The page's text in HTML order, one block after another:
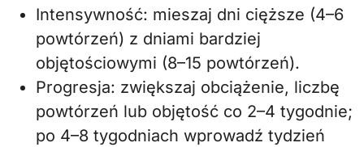
Intensywność: mieszaj dni cięższe (4–6
powtórzeń) z dniami bardziej
objętościowymi (8–15 powtórzeń).
Progresja: zwiększaj obciążenie, liczbę
powtórzeń lub objętość co 2–4 tygodnie;
po 4–8 tygodniach wprowadź tydzień